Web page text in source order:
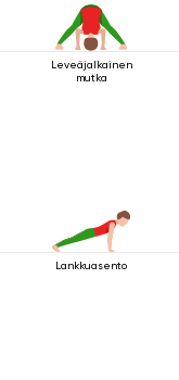
Leveäjalkainen
mutka
Lankkuasento